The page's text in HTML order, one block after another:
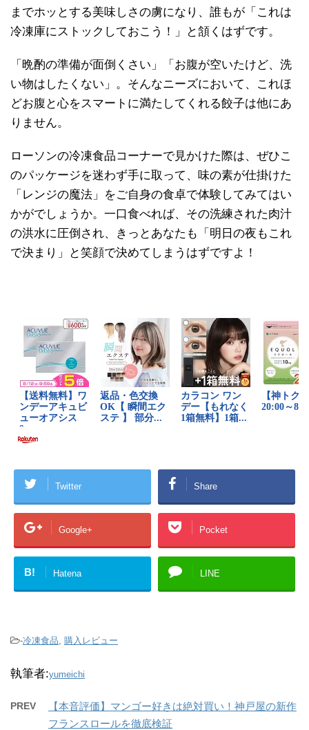
までホッとする美味しさの虜になり、誰もが「これは
冷凍庫にストックしておこう！」と頷くはずです。
「晩酌の準備が面倒くさい」「お腹が空いたけど、洗
い物はしたくない」。そんなニーズにおいて、これほ
どお腹と心をスマートに満たしてくれる餃子は他にあ
りません。
ローソンの冷凍食品コーナーで見かけた際は、ぜひこ
のパッケージを迷わず手に取って、味の素が仕掛けた
「レンジの魔法」をご自身の食卓で体験してみてはい
かがでしょうか。一口食べれば、その洗練された肉汁
の洪水に圧倒され、きっとあなたも「明日の夜もこれ
で決まり」と笑顔で決めてしまうはずですよ！
Twitter Share
Google+ Pocket
B! Hatena LINE
-冷凍食品, 購入レビュー
執筆者:yumeichi
PREV
【本音評価】マンゴー好きは絶対買い！神戸屋の新作
フランスロールを徹底検証